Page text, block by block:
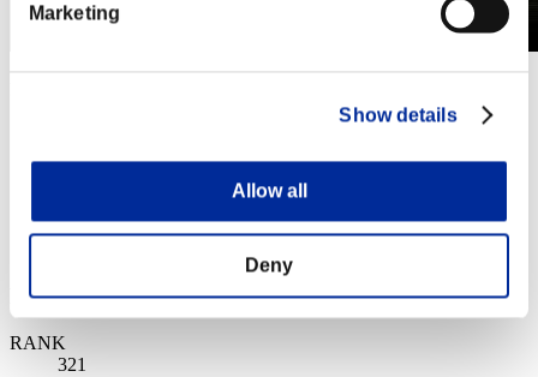
Marketing
Show details
Allow all
Deny
2017.09.19 15:00 (JST) - 2017.09.25 15:00 (JST)
RANKING
RANK
321